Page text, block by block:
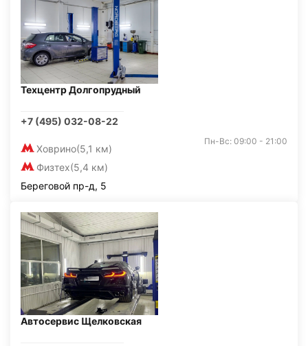
Техцентр Долгопрудный
+7 (495) 032-08-22
Ховрино(5,1 км)
Физтех(5,4 км)
Пн-Вс: 09:00 - 21:00
Береговой пр-д, 5
Автосервис Щелковская